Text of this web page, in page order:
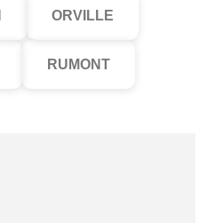
ORVILLE
RUMONT